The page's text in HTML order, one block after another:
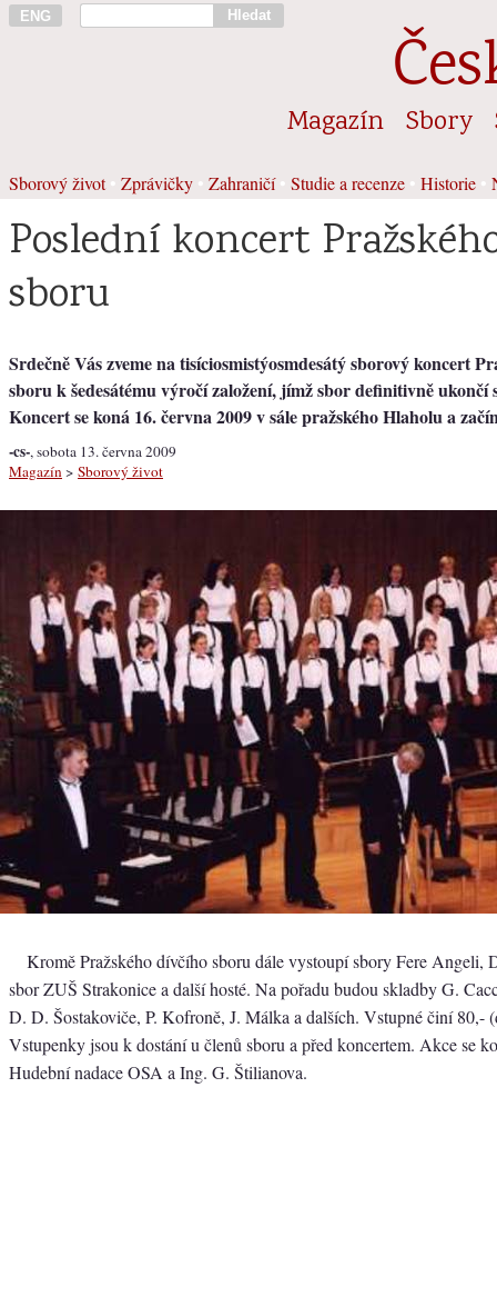
ENG Hledat
Magazín Sbory
Sborový život• Zprávičky Zahraničí• Studie a recenze Historie
Poslední koncert
sboru
Srdečně Vás zveme na tisíciosmistýosmdesátý sborový koncert
sboru k šedesátému výročí založení, jímž sbor definitivně ukončí
Koncert se koná 16. června 2009 v sále pražského Hlaholu a
-cs-, sobota 13. června 2009
Magazín > Sborový život
Kromě Pražského dívčího sboru dále vystoupí sbory Fere Angeli,
sbor ZUŠ Strakonice a další hosté. Na pořadu budou skladby G.
D. D. Šostakoviče, P. Kofroně, J. Málka a dalších. Vstupné činí 80,-
Vstupenky jsou k dostání u členů sboru a před koncertem. Akce se
Hudební nadace OSA a Ing. G. Štilianova.